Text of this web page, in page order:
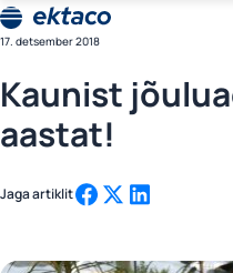
Skip
to
content
Ektaco
kassasüsteemid
CompuCash
kassasüsteemid
17. detsember 2018
Kaunist
aastat!
Jaga artiklit